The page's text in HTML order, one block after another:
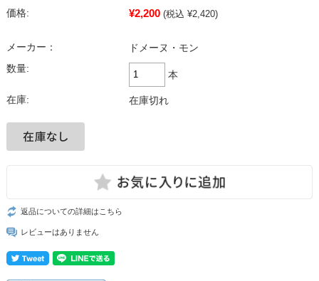
価格: ¥2,200 (税込 ¥2,420)
メーカー：
ドメーヌ・モン
数量:
本
在庫: 在庫切れ
返品についての詳細はこちら
レビューはありません